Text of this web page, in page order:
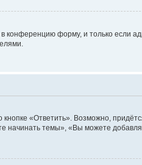
конференцию форму, и только если
«Ответить». Возможно,
темы», «Вы можете